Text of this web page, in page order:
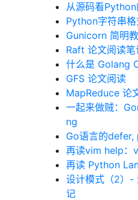
从源码看
Python字符串
Gunicorn 简明
Raft 论文阅读笔
什么是 Golang
GFS 论文阅读
MapReduce 论
一起来做贼：
ng
Go语言的
再读vim help：
再读 Python
设计模式（2）-
记